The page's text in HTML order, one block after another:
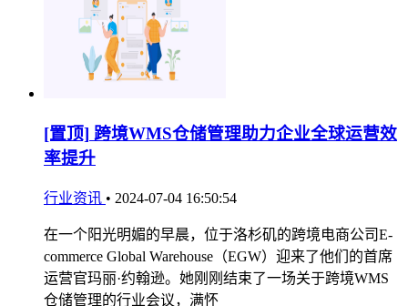
[置顶] 跨境WMS仓储管理助力企业全球运营效
率提升
行业资讯 • 2024-07-04 16:50:54
在一个阳光明媚的早晨，位于洛杉矶的跨境电商公司E-
commerce Global Warehouse（EGW）迎来了他们的首席
运营官玛丽·约翰逊。她刚刚结束了一场关于跨境WMS
仓储管理的行业会议，满怀